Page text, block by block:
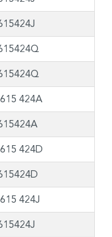
424A
424D
424J